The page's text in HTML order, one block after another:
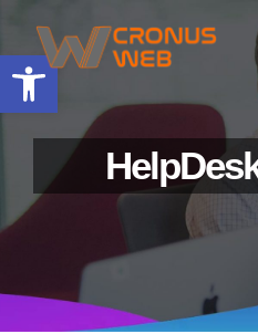
Ανοίξτε τη γραμμή εργαλείων
to
content